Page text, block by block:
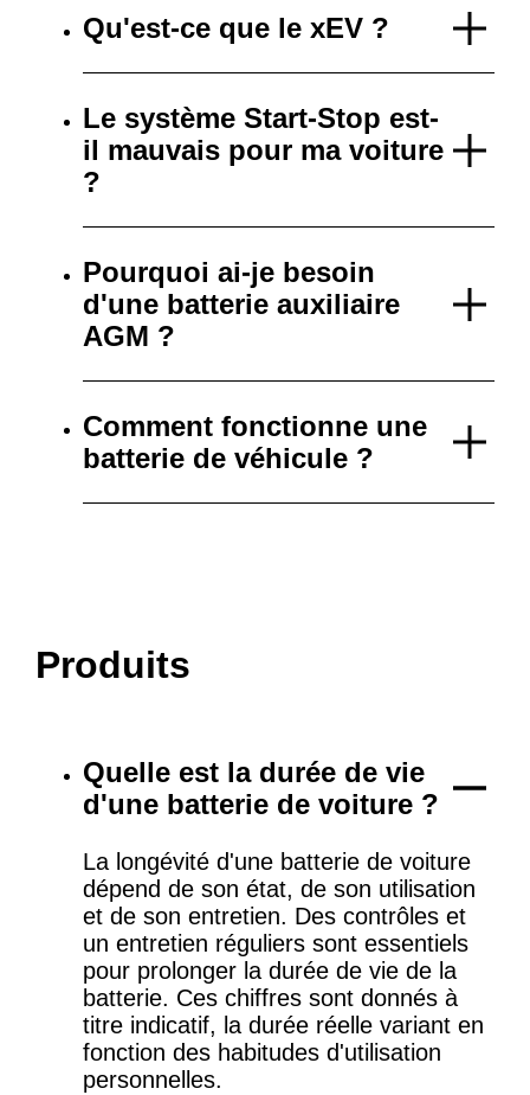
Qu'est-ce que le xEV ?
Le système Start-Stop est-
il mauvais pour ma voiture
?
Pourquoi ai-je besoin
d'une batterie auxiliaire
AGM ?
Comment fonctionne une
batterie de véhicule ?
Produits
Quelle est la durée de vie
d'une batterie de voiture ?
La longévité d'une batterie de voiture
dépend de son état, de son utilisation
et de son entretien. Des contrôles et
un entretien réguliers sont essentiels
pour prolonger la durée de vie de la
batterie. Ces chiffres sont donnés à
titre indicatif, la durée réelle variant en
fonction des habitudes d'utilisation
personnelles.